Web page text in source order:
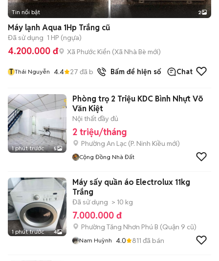
Tin nổi bật 2
Máy lạnh Aqua 1Hp Trắng cũ
Đã sử dụng 1 HP (ngựa)
4.200.000 đ Xã Phước Kiển (Xã Nhà Bè mới)
T Thái Nguyễn 4.4 27 đã bán Bấm để hiện số Chat
1 phút trước 5
Phòng trọ 2 Triệu KDC Bình Nhựt Võ
Văn Kiệt
Nội thất đầy đủ
2 triệu/tháng
Phường An Lạc (P. Ninh Kiều mới)
Cộng Đồng Nhà Đất
1 phút trước 4
Máy sấy quần áo Electrolux 11kg
Trắng
Đã sử dụng > 10 kg
7.000.000 đ
Phường Tăng Nhơn Phú B (Quận 9 cũ)
Nam Huỳnh 4.0 811 đã bán